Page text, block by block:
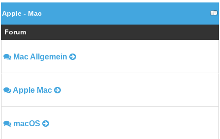
Apple - Mac
Forum
Mac Allgemein
Apple Mac
macOS